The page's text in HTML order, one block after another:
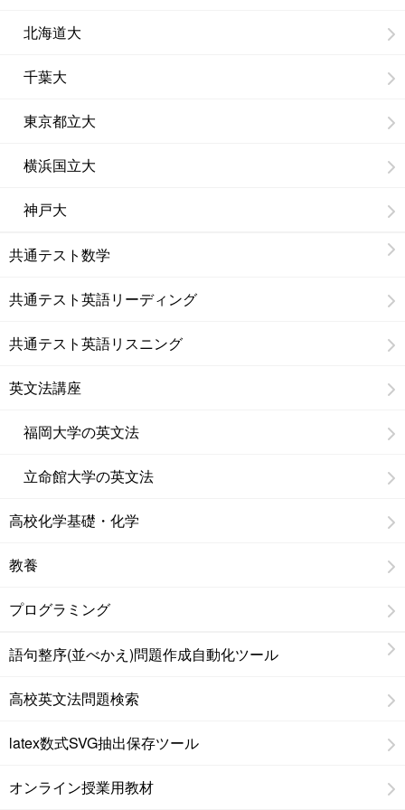
北海道大
千葉大
東京都立大
横浜国立大
神戸大
共通テスト数学
共通テスト英語リーディング
共通テスト英語リスニング
英文法講座
福岡大学の英文法
立命館大学の英文法
高校化学基礎・化学
教養
プログラミング
語句整序(並べかえ)問題作成自動化ツール
高校英文法問題検索
latex数式SVG抽出保存ツール
オンライン授業用教材